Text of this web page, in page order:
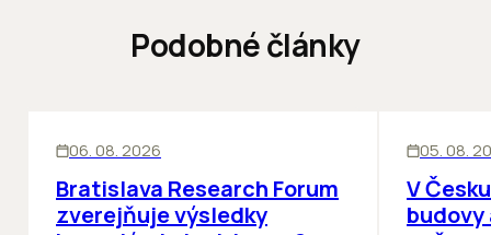
Podobné články
06. 08. 2026
Bratislava Research Forum
zverejňuje výsledky
05. 08.
V